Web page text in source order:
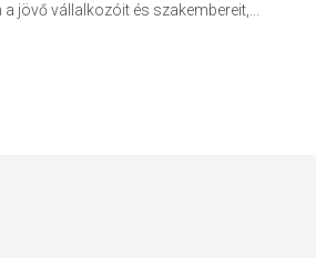
jövő vállalkozóit és szakembereit,...